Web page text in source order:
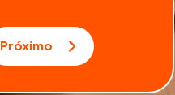
Próximo